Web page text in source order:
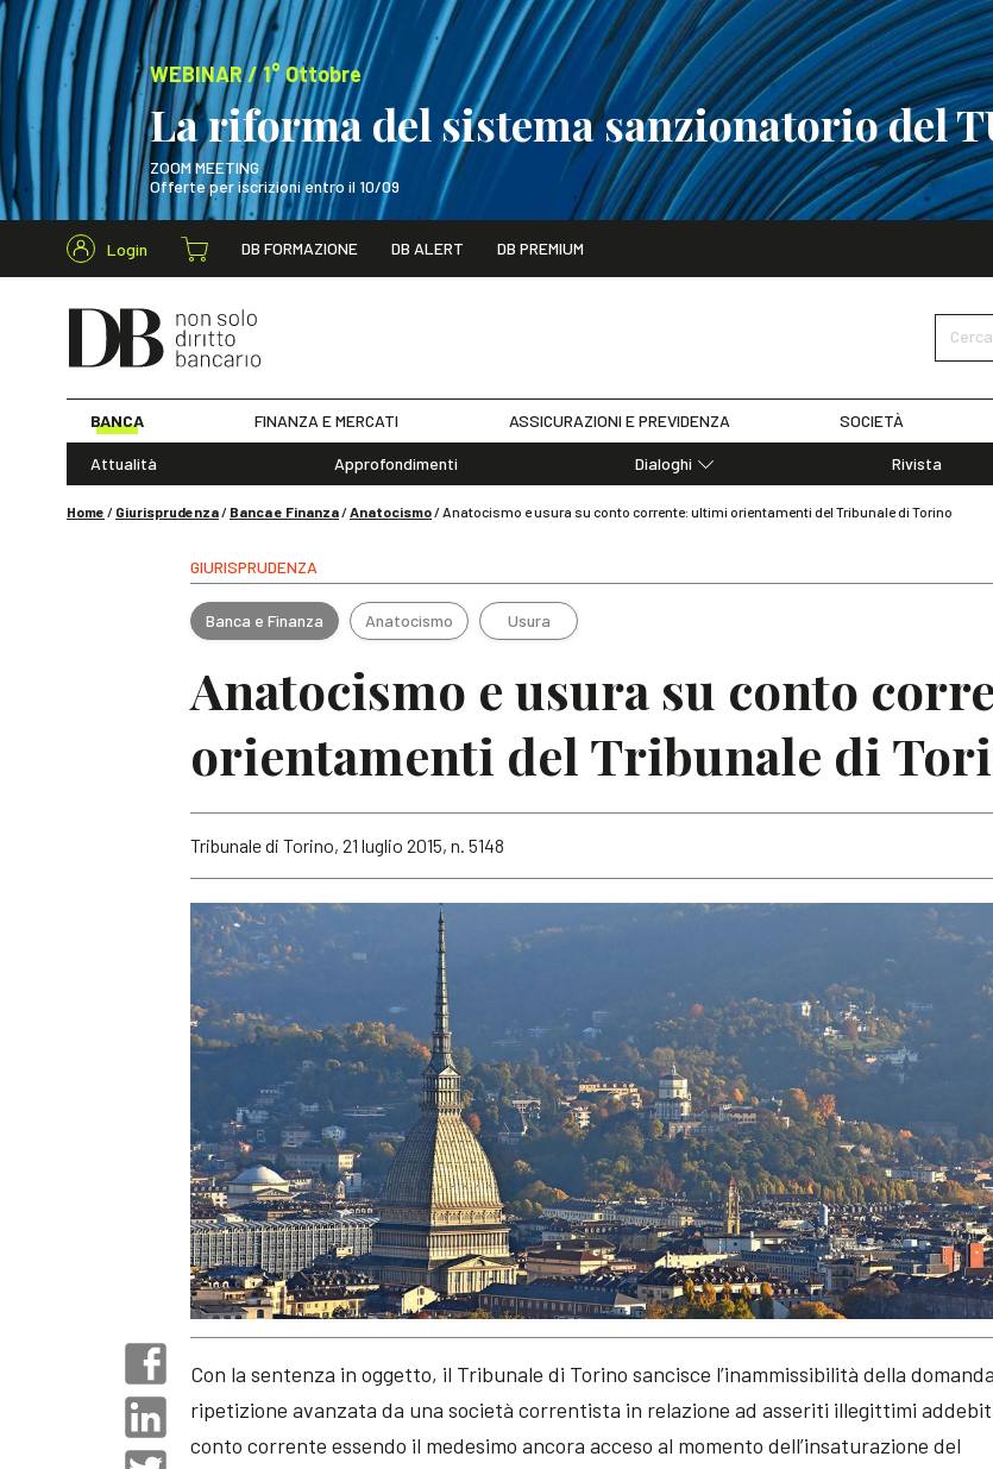
WEBINAR / 1° Ottobre
La riforma del sistema sanzionatorio del
ZOOM MEETING
Offerte per iscrizioni entro il 10/09
WEBINAR / 1° Ottobre
Login DB FORMAZIONE DB ALERT DB PREMIUM
BANCA FINANZA E MERCATI ASSICURAZIONI E PREVIDENZA SOCIETÀ
Attualità Approfondimenti
Dialoghi
Rivista
Home / Giurisprudenza/ Banca e Finanza/Anatocismo/Anatocismo e usura su conto corrente: ultimi orientamenti del Tribunale di Torino
GIURISPRUDENZA
Banca e Finanza Anatocismo Usura
Anatocismo e usura su conto
orientamenti del Tribunale di
Tribunale di Torino, 21 luglio 2015, n. 5148
Con la sentenza in oggetto, il Tribunale di Torino sancisce l’inammissibilità della
ripetizione avanzata da una società correntista in relazione ad asseriti illegittimi
conto corrente essendo il medesimo ancora acceso al momento dell’insaturazione del